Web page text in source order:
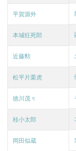
平賀源外
本城狂死郎
近藤勲
松平片栗虎
徳川茂々
桂小太郎
岡田似蔵